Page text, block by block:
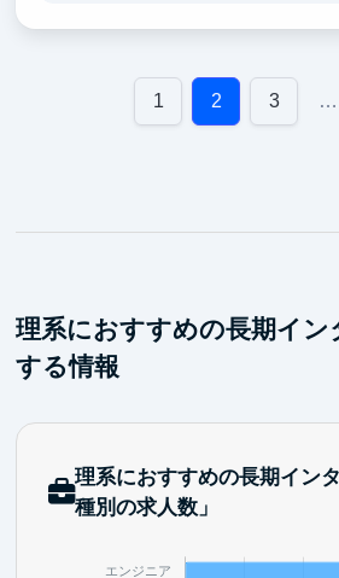
高いDX人材へ成長可能です。
1 2 3 …
理系におすすめの長期イン
する情報
理系におすすめの長期イン
種別の求人数」